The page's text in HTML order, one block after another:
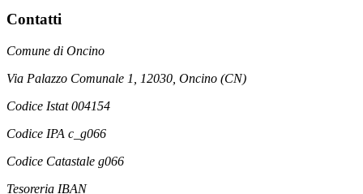
Contatti
Comune di Oncino
Via Palazzo Comunale 1, 12030, Oncino (CN)
Codice Istat 004154
Codice IPA c_g066
Codice Catastale g066
Tesoreria IBAN